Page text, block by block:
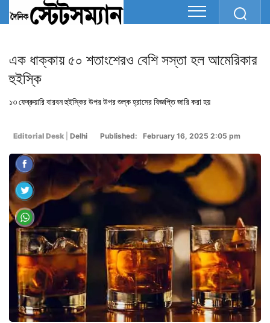
এক ধাক্কায় ৫০ শতাংশেরও বেশি সস্তা হল আমেরিকার
হুইস্কি
১৩ ফেব্রুয়ারি বারবন হুইস্কির উপর উপর শুল্ক হ্রাসের বিজ্ঞপ্তি জারি করা হয়
Editorial Desk Delhi Published: February 16, 2025 2:05 pm